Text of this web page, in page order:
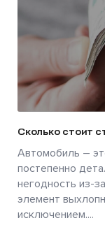
Сколько стоит
Автомобиль –
постепенно
негодность из-
элемент
исключением....